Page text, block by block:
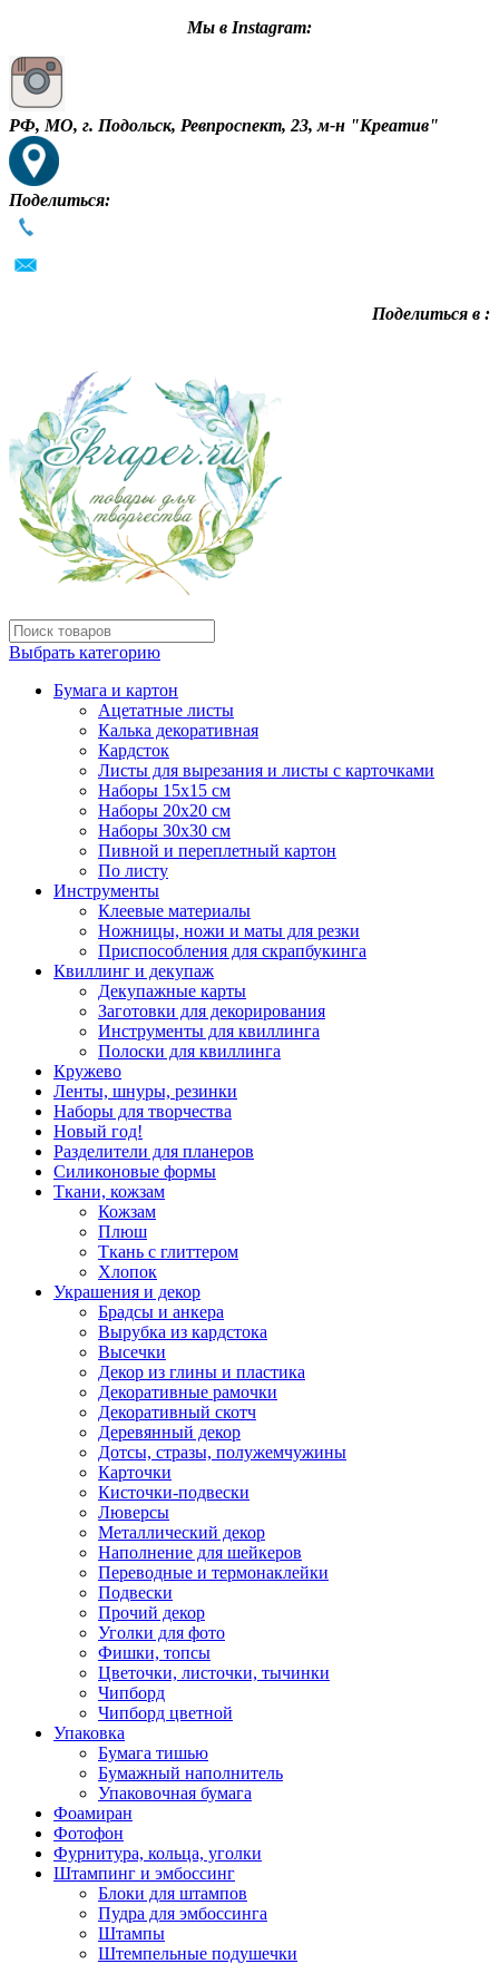
Мы в Instagram:
РФ, МО, г. Подольск, Ревпроспект, 23, м-н "Креатив"
Поделиться:
Поделиться в :
Выбрать категорию
Бумага и картон
Ацетатные листы
Калька декоративная
Кардсток
Листы для вырезания и листы с карточками
Наборы 15х15 см
Наборы 20х20 см
Наборы 30х30 см
Пивной и переплетный картон
По листу
Инструменты
Клеевые материалы
Ножницы, ножи и маты для резки
Приспособления для скрапбукинга
Квиллинг и декупаж
Декупажные карты
Заготовки для декорирования
Инструменты для квиллинга
Полоски для квиллинга
Кружево
Ленты, шнуры, резинки
Наборы для творчества
Новый год!
Разделители для планеров
Силиконовые формы
Ткани, кожзам
Кожзам
Плюш
Ткань с глиттером
Хлопок
Украшения и декор
Брадсы и анкера
Вырубка из кардстока
Высечки
Декор из глины и пластика
Декоративные рамочки
Декоративный скотч
Деревянный декор
Дотсы, стразы, полужемчужины
Карточки
Кисточки-подвески
Люверсы
Металлический декор
Наполнение для шейкеров
Переводные и термонаклейки
Подвески
Прочий декор
Уголки для фото
Фишки, топсы
Цветочки, листочки, тычинки
Чипборд
Чипборд цветной
Упаковка
Бумага тишью
Бумажный наполнитель
Упаковочная бумага
Фоамиран
Фотофон
Фурнитура, кольца, уголки
Штампинг и эмбоссинг
Блоки для штампов
Пудра для эмбоссинга
Штампы
Штемпельные подушечки